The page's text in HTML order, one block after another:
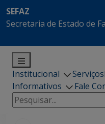
SEFAZ
Secretaria de Estado de
Institucional Serviços
Informativos
Fale
Pesquisar
por: